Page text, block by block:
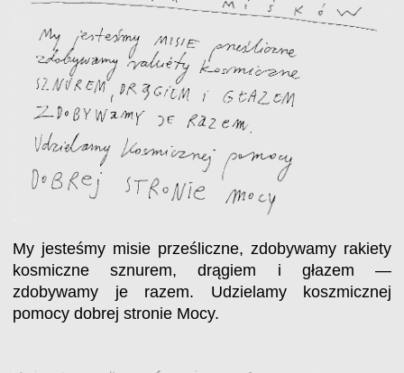
My jesteśmy misie prześliczne, zdobywamy rakiety
kosmiczne sznurem, drągiem i głazem —
zdobywamy je razem. Udzielamy koszmicznej
pomocy dobrej stronie Mocy.